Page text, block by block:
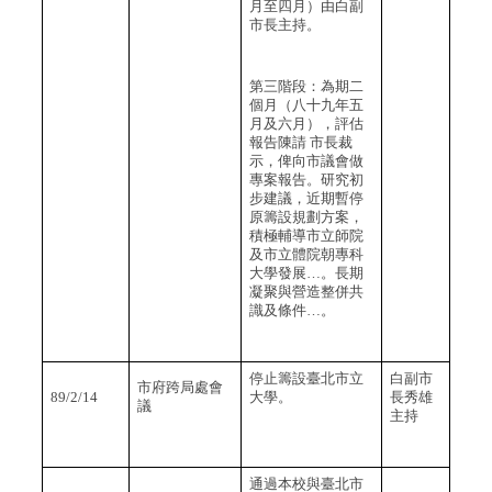
月至四月）由白副
市長主持。
第三階段：為期二
個月（八十九年五
月及六月），評估
報告陳請 市長裁
示，俾向市議會做
專案報告。研究初
步建議，近期暫停
原籌設規劃方案，
積極輔導市立師院
及市立體院朝專科
大學發展…。長期
凝聚與營造整併共
識及條件…。
89/2/14
市府跨局處會
議
停止籌設臺北市立
大學。
白副市
長秀雄
主持
通過本校與臺北市